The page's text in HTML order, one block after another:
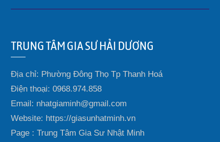
TRUNG TÂM GIA SƯ HẢI DƯƠNG
Địa chỉ: Phường Đông Thọ Tp Thanh Hoá
Điện thoại: 0968.974.858
Email: nhatgiaminh@gmail.com
Website: https://giasunhatminh.vn
Page : Trung Tâm Gia Sư Nhật Minh